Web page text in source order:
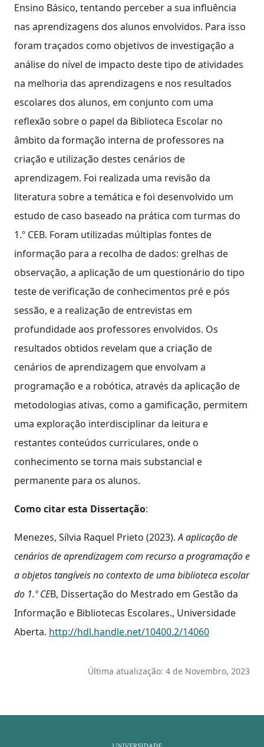
Ensino Básico, tentando perceber a sua influência
nas aprendizagens dos alunos envolvidos. Para isso
foram traçados como objetivos de investigação a
análise do nível de impacto deste tipo de atividades
na melhoria das aprendizagens e nos resultados
escolares dos alunos, em conjunto com uma
reflexão sobre o papel da Biblioteca Escolar no
âmbito da formação interna de professores na
criação e utilização destes cenários de
aprendizagem. Foi realizada uma revisão da
literatura sobre a temática e foi desenvolvido um
estudo de caso baseado na prática com turmas do
1.º CEB. Foram utilizadas múltiplas fontes de
informação para a recolha de dados: grelhas de
observação, a aplicação de um questionário do tipo
teste de verificação de conhecimentos pré e pós
sessão, e a realização de entrevistas em
profundidade aos professores envolvidos. Os
resultados obtidos revelam que a criação de
cenários de aprendizagem que envolvam a
programação e a robótica, através da aplicação de
metodologias ativas, como a gamificação, permitem
uma exploração interdisciplinar da leitura e
restantes conteúdos curriculares, onde o
conhecimento se torna mais substancial e
permanente para os alunos.
Como citar esta Dissertação:
Menezes, Sílvia Raquel Prieto (2023).A aplicação de
cenários de aprendizagem com recurso a programação e
a objetos tangíveis no contexto de uma biblioteca escolar
do 1.º CEB, Dissertação do Mestrado em Gestão da
Informação e Bibliotecas Escolares., Universidade
Aberta. http://hdl.handle.net/10400.2/14060
Última atualização: 4 de Novembro, 2023